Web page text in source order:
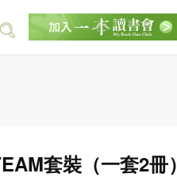
套裝（一套2冊）